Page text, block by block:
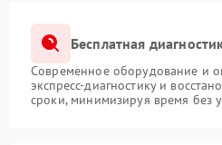
Бесплатная
Современное оборудование и
экспресс-диагностику и
сроки, минимизируя время без